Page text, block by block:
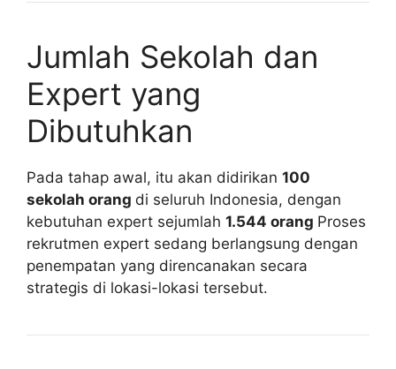
Jumlah Sekolah dan
Expert yang
Dibutuhkan
Pada tahap awal, itu akan didirikan 100
sekolah orang di seluruh Indonesia, dengan
kebutuhan expert sejumlah 1.544 orang Proses
rekrutmen expert sedang berlangsung dengan
penempatan yang direncanakan secara
strategis di lokasi-lokasi tersebut.